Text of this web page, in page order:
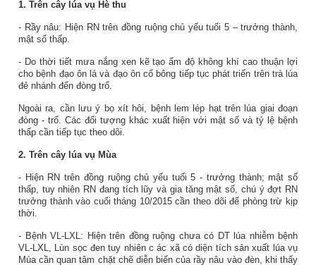
1. Trên cây lúa vụ Hè thu
- Rầy nâu: Hiện RN trên đồng ruộng chủ yếu tuổi 5 – trưởng thành,
mật số thấp.
- Do thời tiết mưa nắng xen kẽ tạo ẩm độ không khí cao thuận lợi
cho bệnh đạo ôn lá và đạo ôn cổ bông tiếp tục phát triển trên trà lúa
đẻ nhánh đến đòng trổ.
Ngoài ra, cần lưu ý bọ xít hôi, bệnh lem lép hạt trên lúa giai đoạn
đòng - trổ. Các đối tượng khác xuất hiện với mật số và tỷ lệ bệnh
thấp cần tiếp tục theo dõi.
2. Trên cây lúa vụ Mùa
- Hiện RN trên đồng ruộng chủ yếu tuổi 5 - trưởng thành; mật số
thấp, tuy nhiên RN đang tích lũy và gia tăng mật số, chú ý đợt RN
trưởng thành vào cuối tháng 10/2015 cần theo dõi để phòng trừ kịp
thời.
- Bệnh VL-LXL: Hiện trên đồng ruộng chưa có DT lúa nhiễm bệnh
VL-LXL, Lùn sọc đen tuy nhiên c ác xã có diện tích sản xuất lúa vụ
Mùa cần quan tâm chặt chẽ diễn biến của rầy nâu vào đèn, khi thấy